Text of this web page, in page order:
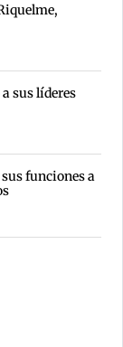
sus líderes
funciones a